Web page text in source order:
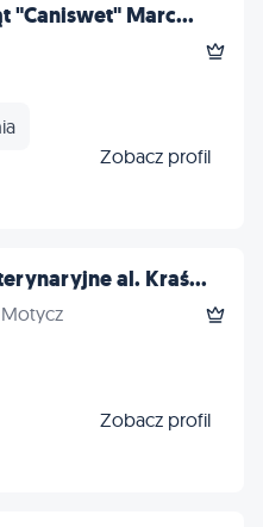
"Caniswet" Marc...
Zobacz profil
al. Kraś...
Zobacz profil